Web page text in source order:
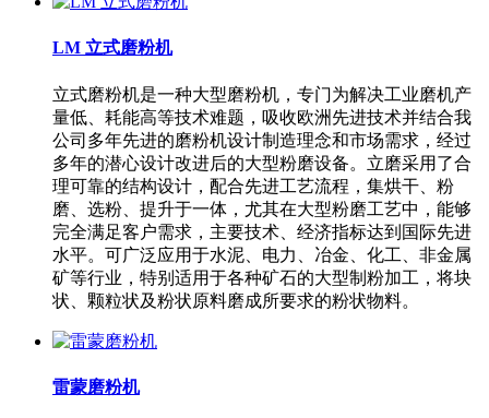
LM 立式磨粉机
立式磨粉机是一种大型磨粉机，专门为解决工业磨机产
量低、耗能高等技术难题，吸收欧洲先进技术并结合我
公司多年先进的磨粉机设计制造理念和市场需求，经过
多年的潜心设计改进后的大型粉磨设备。立磨采用了合
理可靠的结构设计，配合先进工艺流程，集烘干、粉
磨、选粉、提升于一体，尤其在大型粉磨工艺中，能够
完全满足客户需求，主要技术、经济指标达到国际先进
水平。可广泛应用于水泥、电力、冶金、化工、非金属
矿等行业，特别适用于各种矿石的大型制粉加工，将块
状、颗粒状及粉状原料磨成所要求的粉状物料。
雷蒙磨粉机